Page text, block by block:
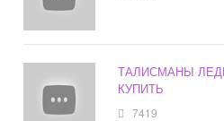
ТАЛИСМАНЫ
КУПИТЬ
7419